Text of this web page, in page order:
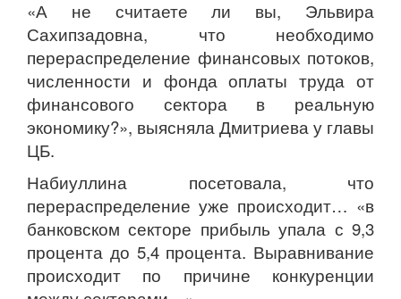
«А не считаете ли вы, Эльвира
Сахипзадовна, что необходимо
перераспределение финансовых потоков,
численности и фонда оплаты труда от
финансового сектора в реальную
экономику?», выясняла Дмитриева у главы
ЦБ.
Набиуллина посетовала, что
перераспределение уже происходит… «в
банковском секторе прибыль упала с 9,3
процента до 5,4 процента. Выравнивание
происходит по причине конкуренции